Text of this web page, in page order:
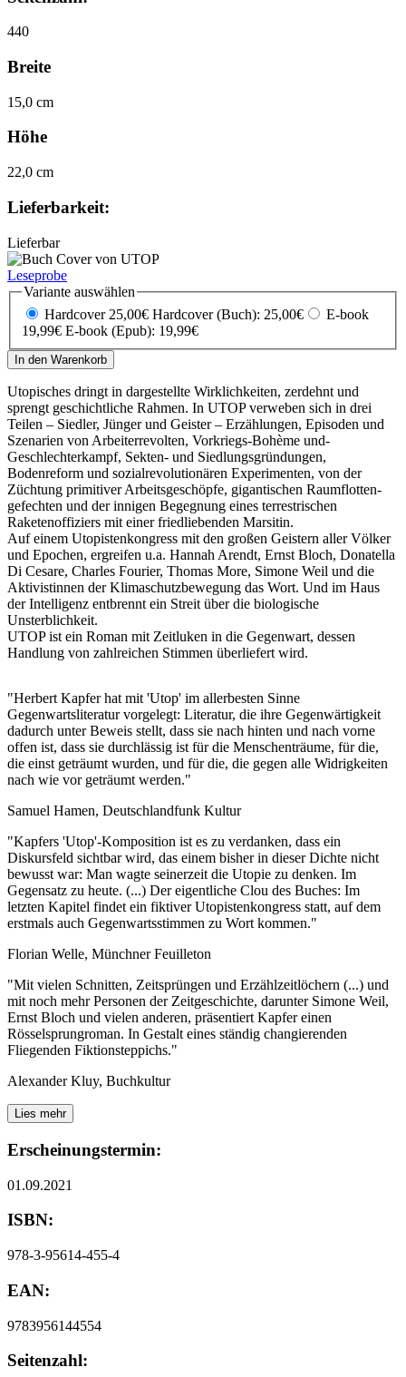
440
Breite
15,0 cm
Höhe
22,0 cm
Lieferbarkeit:
Lieferbar
Leseprobe
Variante auswählen
Hardcover 25,00€
Hardcover (Buch): 25,00€
E-book
19,99€ E-book (Epub): 19,99€
In den Warenkorb
Utopisches dringt in dargestellte Wirklichkeiten, zerdehnt und
sprengt geschichtliche Rahmen. In UTOP verweben sich in drei
Teilen – Siedler, Jünger und Geister – Erzählungen, Episoden­ und
Szenarien von Arbeiterrevolten, Vorkriegs-Bohème und­
Geschlechterkampf, Sekten- und Siedlungsgründungen,
Bodenreform und sozialrevolutionären Experimenten, von der
Züchtung primitiver Arbeitsgeschöpfe, gigantischen Raumflotten­
gefechten und der innigen Begegnung eines terrestrischen
Raketenoffiziers mit einer friedliebenden Marsitin.
Auf einem Utopistenkongress mit den großen Geistern aller Völker
und Epochen, ergreifen u.a. Hannah Arendt, Ernst Bloch, Donatella
Di Cesare, Charles Fourier, Thomas More, Simone Weil und die
Aktivistinnen der Klimaschutzbewegung das Wort. Und im Haus
der Intelligenz entbrennt ein Streit über die biologische
Unsterblichkeit.
UTOP ist ein Roman mit Zeitluken in die Gegenwart, dessen
Handlung von zahlreichen Stimmen überliefert wird.
"Herbert Kapfer hat mit 'Utop' im allerbesten Sinne
Gegenwartsliteratur vorgelegt: Literatur, die ihre Gegenwärtigkeit
dadurch unter Beweis stellt, dass sie nach hinten und nach vorne
offen ist, dass sie durchlässig ist für die Menschenträume, für die,
die einst geträumt wurden, und für die, die gegen alle Widrigkeiten
nach wie vor geträumt werden."
Samuel Hamen, Deutschlandfunk Kultur
"Kapfers 'Utop'-Komposition ist es zu verdanken, dass ein
Diskursfeld sichtbar wird, das einem bisher in dieser Dichte nicht
bewusst war: Man wagte seinerzeit die Utopie zu denken. Im
Gegensatz zu heute. (...) Der eigentliche Clou des Buches: Im
letzten Kapitel findet ein fiktiver Utopistenkongress statt, auf dem
erstmals auch Gegenwartsstimmen zu Wort kommen."
Florian Welle, Münchner Feuilleton
"Mit vielen Schnitten, Zeitsprüngen und Erzählzeitlöchern (...) und
mit noch mehr Personen der Zeitgeschichte, darunter Simone Weil,
Ernst Bloch und vielen anderen, präsentiert Kapfer einen
Rösselsprungroman. In Gestalt eines ständig changierenden
Fliegenden Fiktionsteppichs."
Alexander Kluy, Buchkultur
Lies mehr
Erscheinungstermin:
01.09.2021
ISBN:
978-3-95614-455-4
EAN:
9783956144554
Seitenzahl: